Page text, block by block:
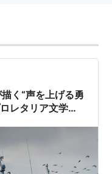
く“声を上げる勇
レタリア文学の